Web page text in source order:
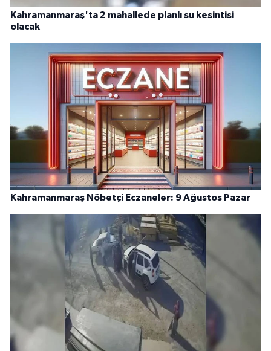
Kahramanmaraş'ta 2 mahallede planlı su kesintisi
olacak
Kahramanmaraş Nöbetçi Eczaneler: 9 Ağustos Pazar